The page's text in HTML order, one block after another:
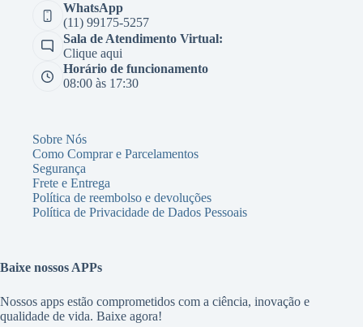
WhatsApp
(11) 99175-5257
Sala de Atendimento Virtual:
Clique aqui
Horário de funcionamento
08:00 às 17:30
Sobre Nós
Como Comprar e Parcelamentos
Segurança
Frete e Entrega
Política de reembolso e devoluções
Política de Privacidade de Dados Pessoais
Baixe nossos APPs
Nossos apps estão comprometidos com a ciência, inovação e
qualidade de vida. Baixe agora!